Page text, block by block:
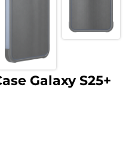
Galaxy S25+